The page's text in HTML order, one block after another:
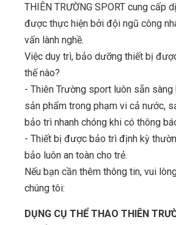
THIÊN TRƯỜNG SPORT cung cấp
được thực hiện bởi đội ngũ công
vấn lành nghề.
Việc duy trì, bảo dưỡng thiết bị
thế nào?
- Thiên Trường sport luôn sẵn
sản phẩm trong phạm vi cả nước,
bảo trì nhanh chóng khi có thông
- Thiết bị được bảo trì định kỳ
bảo luôn an toàn cho trẻ.
Nếu bạn cần thêm thông tin, vui
chúng tôi:
DỤNG CỤ THỂ THAO THIÊN